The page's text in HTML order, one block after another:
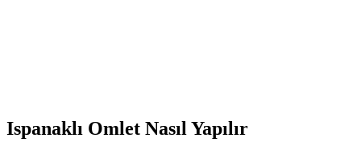
Ispanaklı Omlet Nasıl Yapılır